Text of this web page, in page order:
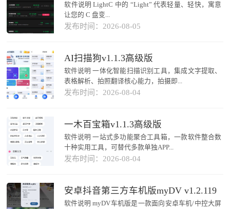
软件说明 LightC 中的 “Light” 代表轻量、轻快，寓意
让您的 C 盘变...
发布时间：2026-08-05
AI扫描狗v1.1.3高级版
软件说明 一体化智能扫描识别工具，集成文字提取、
表格解析、拍照翻译核心能力，拍摄即...
发布时间：2026-08-04
一木百宝箱v1.1.3高级版
软件说明 一站式多功能聚合工具箱，一款软件整合数
十种实用工具，可替代多款单独APP...
发布时间：2026-08-04
安卓抖音第三方车机版myDV v1.2.119
软件说明 myDV车机版是一款面向安卓车机/中控大屏